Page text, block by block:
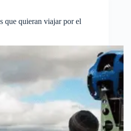
que quieran viajar por el